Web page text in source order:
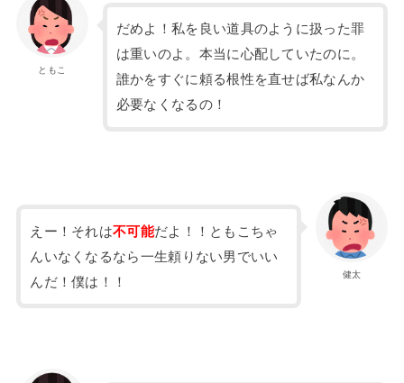
ともこ
だめよ！私を良い道具のように扱った罪
は重いのよ。本当に心配していたのに。
誰かをすぐに頼る根性を直せば私なんか
必要なくなるの！
健太
えー！それは不可能だよ！！ともこちゃ
んいなくなるなら一生頼りない男でいい
んだ！僕は！！